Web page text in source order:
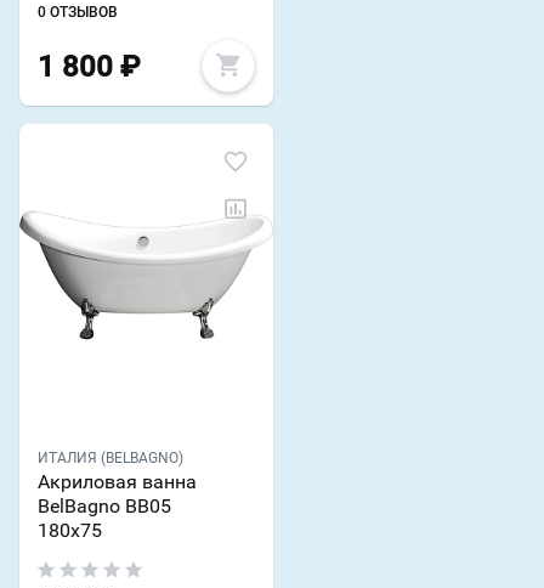
0 ОТЗЫВОВ
1 800 ₽
ИТАЛИЯ (BELBAGNO)
Акриловая ванна
BelBagno BB05
180х75